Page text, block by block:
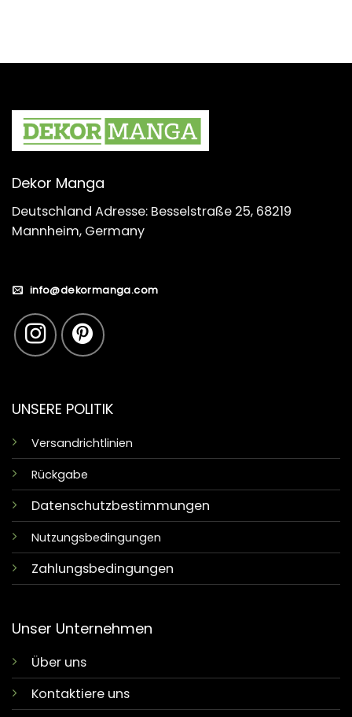
Dekor Manga
Deutschland Adresse: Besselstraße 25, 68219
Mannheim, Germany
info@dekormanga.com
UNSERE POLITIK
Versandrichtlinien
Rückgabe
Datenschutzbestimmungen
Nutzungsbedingungen
Zahlungsbedingungen
Unser Unternehmen
Über uns
Kontaktiere uns